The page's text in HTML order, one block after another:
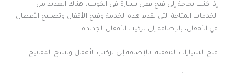
إذا كنت بحاجة إلى فتح قفل سيارة في الكويت، هناك العديد من
الخدمات المتاحة التي تقدم هذه الخدمة وفتح الأقفال وتصليح الأعطال
في الأقفال، بالإضافة إلى تركيب الأقفال الجديدة.
فتح السيارات المقفلة، بالإضافة إلى تركيب الأقفال ونسخ المفاتيح.